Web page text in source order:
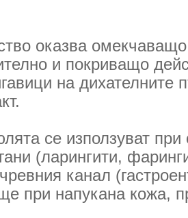
оказва
и по­криващо
на
се използуват при
(ларингити,
канал
при напукана кожа,